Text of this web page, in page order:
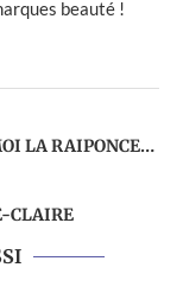
beauté !
LA RAIPONCE…
CLAIRE